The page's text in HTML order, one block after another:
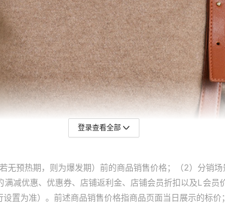
登录查看全部
无预热期，则为爆发期）前的商品销售价格；（2）分销
减优惠、优惠券、店铺返利金、店铺会员折扣以及L会
置为准）。前述商品销售价格指商品页面当日展示的标